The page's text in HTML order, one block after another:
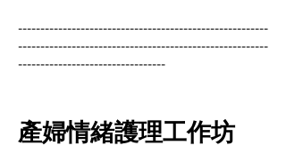
--------------------------------------------------------
--------------------------------------------------------
---------------------------------
產婦情緒護理工作坊